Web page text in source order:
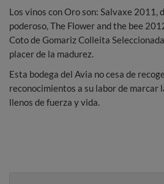
Los vinos con Oro son: Salvaxe 2011,
poderoso, The Flower and the bee
Coto de Gomariz Colleita
placer de la madurez.
Esta bodega del Avia no cesa de
reconocimientos a su labor de marcar
llenos de fuerza y vida.